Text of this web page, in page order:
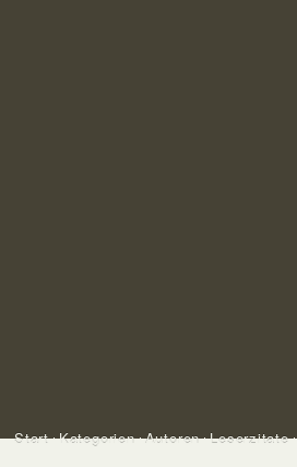
Start Kategorien Autoren Leserzitate